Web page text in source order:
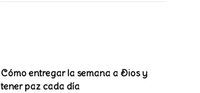
Cómo entregar la semana a Dios y
tener paz cada día